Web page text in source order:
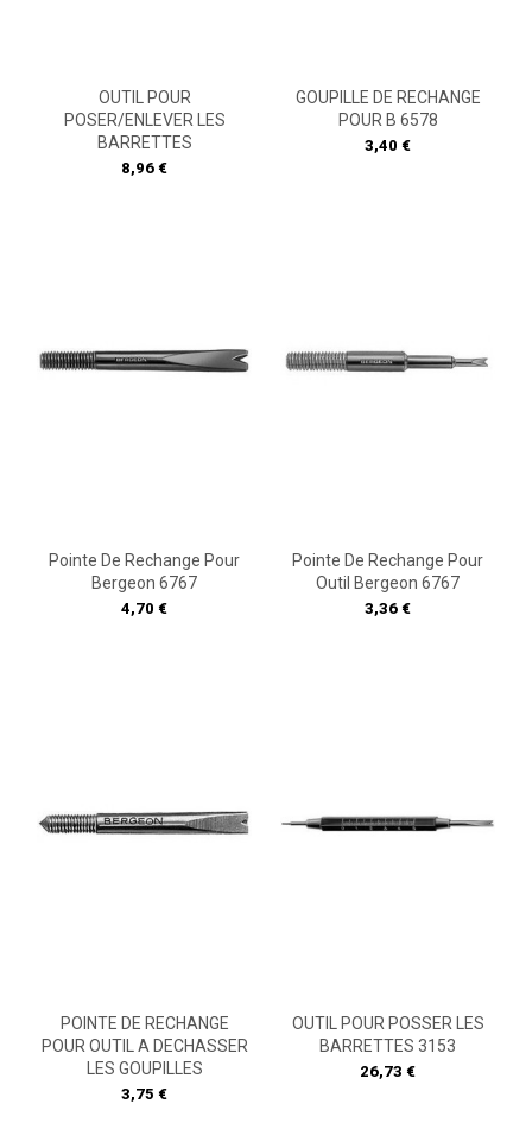
OUTIL POUR
POSER/ENLEVER LES
BARRETTES
Prix
8,96 €
GOUPILLE DE RECHANGE
POUR B 6578
Prix
3,40 €
Pointe De Rechange Pour
Bergeon 6767
Prix
4,70 €
Pointe De Rechange Pour
Outil Bergeon 6767
Prix
3,36 €
POINTE DE RECHANGE
POUR OUTIL A DECHASSER
LES GOUPILLES
Prix
3,75 €
OUTIL POUR POSSER LES
BARRETTES 3153
Prix
26,73 €